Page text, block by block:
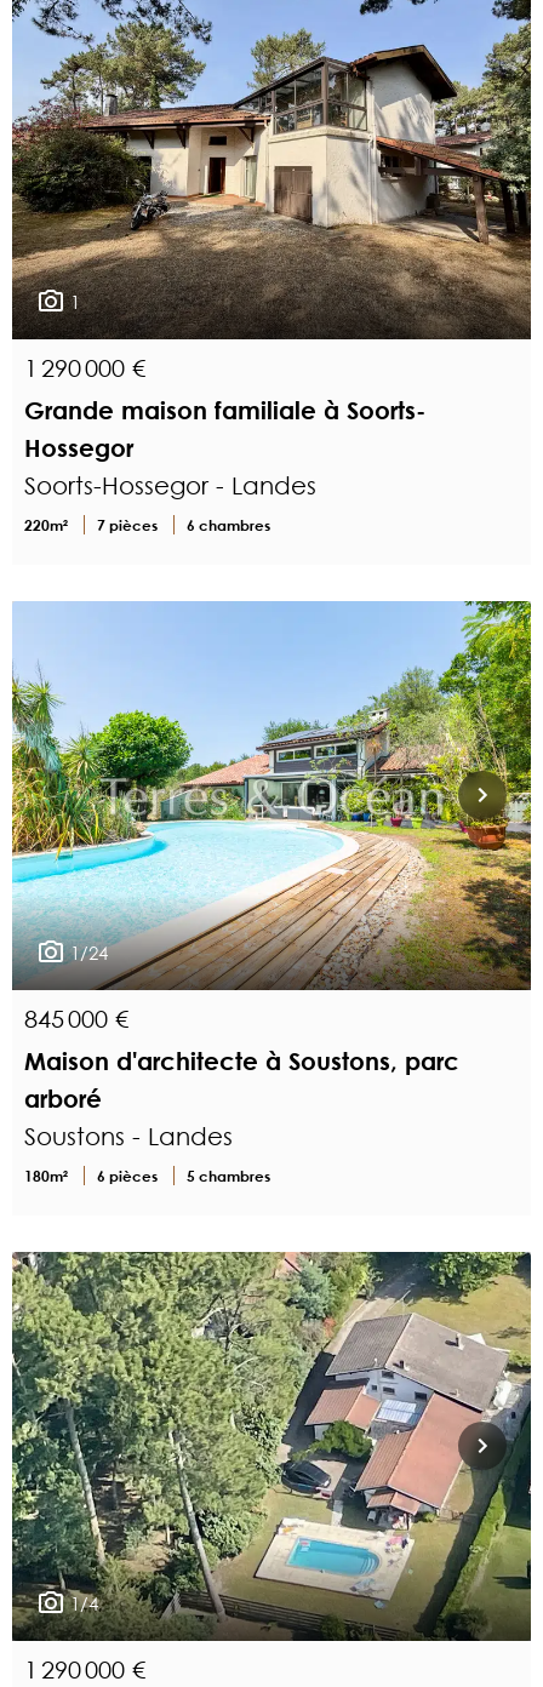
1
1 290 000 €
Grande maison familiale à Soorts-
Hossegor
Soorts-Hossegor - Landes
220m² 7 pièces 6 chambres
1/24
845 000 €
Maison d'architecte à Soustons, parc
arboré
Soustons - Landes
180m² 6 pièces 5 chambres
1/4
1 290 000 €